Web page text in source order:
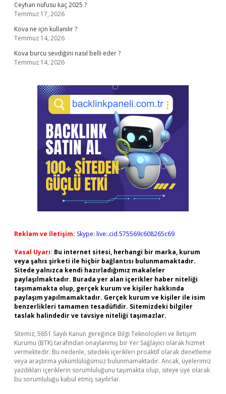
Ceyhan nüfusu kaç 2025 ?
Temmuz 17, 2026
Kova ne için kullanılır ?
Temmuz 14, 2026
Kova burcu sevdiğini nasıl belli eder ?
Temmuz 14, 2026
Reklam ve İletişim: Skype: live:.cid.575569c608265c69
Yasal Uyarı: Bu internet sitesi, herhangi bir marka, kurum
veya şahıs şirketi ile hiçbir bağlantısı bulunmamaktadır.
Sitede yalnızca kendi hazırladığımız makaleler
paylaşılmaktadır. Burada yer alan içerikler haber niteliği
taşımamakta olup, gerçek kurum ve kişiler hakkında
paylaşım yapılmamaktadır. Gerçek kurum ve kişiler ile isim
benzerlikleri tamamen tesadüfidir. Sitemizdeki bilgiler
taslak halindedir ve tavsiye niteliği taşımazlar.
Sitemiz, 5651 Sayılı Kanun gereğince Bilgi Teknolojileri ve İletişim
Kurumu (BTK) tarafından onaylanmış bir Yer Sağlayıcı olarak hizmet
vermektedir. Bu nedenle, sitedeki içerikleri proaktif olarak denetleme
veya araştırma yükümlülüğümüz bulunmamaktadır. Ancak, üyelerimiz
yazdıkları içeriklerin sorumluluğunu taşımakta olup, siteye üye olarak
bu sorumluluğu kabul etmiş sayılırlar.